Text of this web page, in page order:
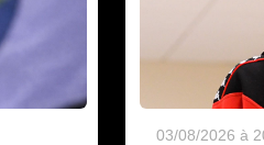
03/08/2026 à